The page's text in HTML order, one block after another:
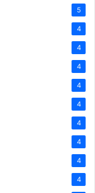
5
4
4
4
4
4
4
4
4
4